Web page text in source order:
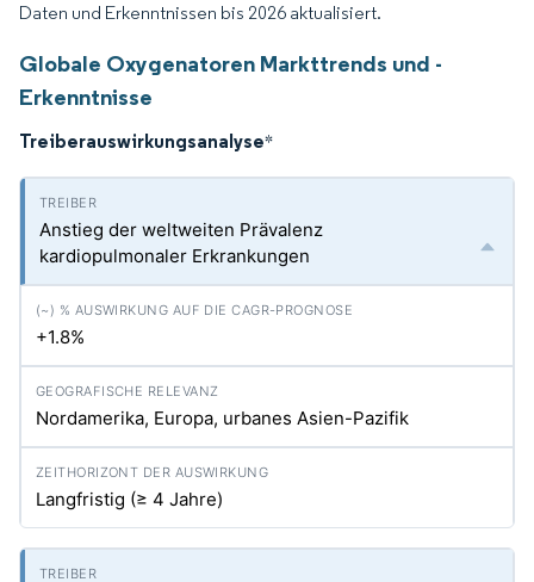
Daten und Erkenntnissen bis 2026 aktualisiert.
Globale Oxygenatoren Markttrends und -
Erkenntnisse
Treiberauswirkungsanalyse*
Anstieg der weltweiten Prävalenz
kardiopulmonaler Erkrankungen
+1.8%
Nordamerika, Europa, urbanes Asien-Pazifik
Langfristig (≥ 4 Jahre)